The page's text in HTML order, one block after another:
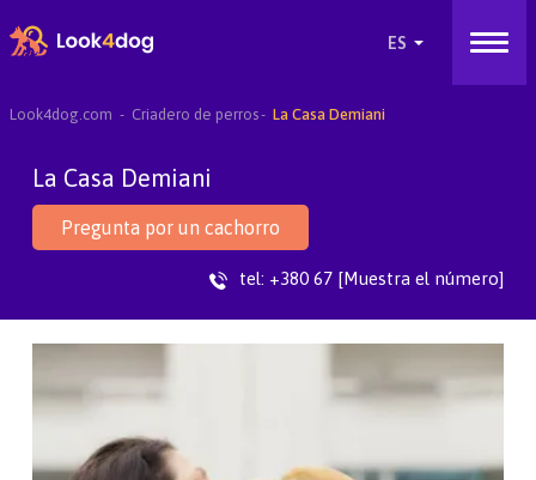
Look4dog.com Criadero de perros La Casa Demiani
La Casa Demiani
Pregunta por un cachorro
tel: +380 67 [Muestra el número]